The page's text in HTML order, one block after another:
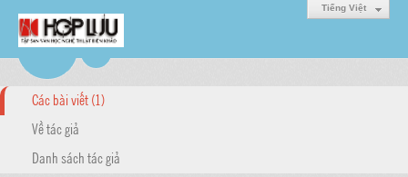
Tiếng Việt
Các bài viết (1)
Về tác giả
Danh sách tác giả